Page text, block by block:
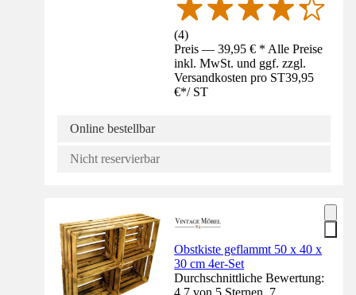
(4)
Preis — 39,95 € * Alle Preise
inkl. MwSt. und ggf. zzgl.
Versandkosten pro ST39,95
€*/ ST
Online bestellbar
Nicht reservierbar
Obstkiste geflammt 50 x 40 x
30 cm 4er-Set
Durchschnittliche Bewertung:
4.7 von 5 Sternen. 7